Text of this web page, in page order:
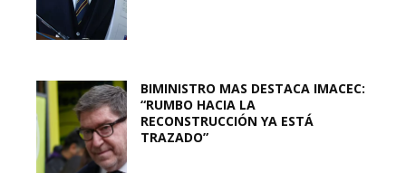
BIMINISTRO MAS DESTACA IMACEC:
“RUMBO HACIA LA
RECONSTRUCCIÓN YA ESTÁ
TRAZADO”